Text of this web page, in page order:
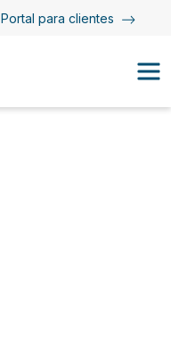
Portal para clientes